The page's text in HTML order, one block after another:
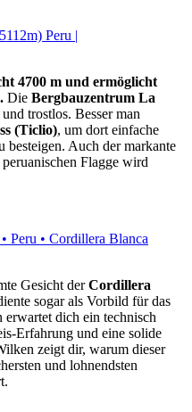
4700 m und ermöglicht
Die Bergbauzentrum La
trostlos. Besser man
(Ticlio), um dort einfache
besteigen. Auch der markante
Flagge wird
Gesicht derCordillera
sogar als Vorbild für das
dich ein technisch
Erfahrung und eine solide
zeigt dir, warum dieser
und lohnendsten